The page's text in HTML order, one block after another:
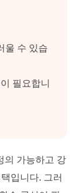
울 수 있습
필요합니
의 가능하고 강
입니다. 그러